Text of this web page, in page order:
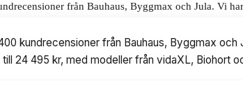
från Bauhaus, Byggmax och Jula. Vi
kundrecensioner från Bauhaus, Byggmax
24 495 kr, med modeller från vidaXL, Biohort